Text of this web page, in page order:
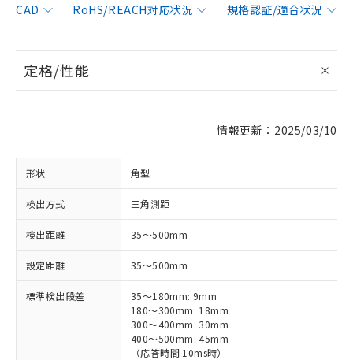
CAD
RoHS/REACH対応状況 規格認証/適合状況
定格/性能
情報更新：2025/03/10
形状 角型
検出方式 三角測距
検出距離 35～500mm
設定距離 35～500mm
標準検出段差
35～180mm: 9mm
180～300mm: 18mm
300～400mm: 30mm
400～500mm: 45mm
（応答時間 10ms時）